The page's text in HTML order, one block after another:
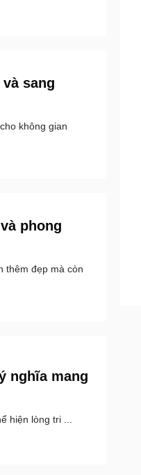
sang
không gian
phong
thêm đẹp mà còn
nghĩa mang
hiện lòng tri ...